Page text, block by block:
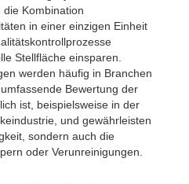
Kombination
in einer einzigen Einheit
Stellfläche einsparen.
werden häufig in Branchen
Bewertung der
ist, beispielsweise in der
und gewährleisten
sondern auch die
oder Verunreinigungen.